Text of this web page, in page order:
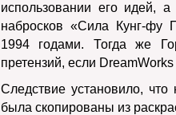
использовании его идей,
набросков «Сила Кунг-фу
1994 годами. Тогда же
претензий, если
Следствие установило,
была скопированы из